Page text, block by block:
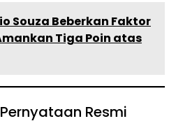
Souza Beberkan Faktor
Tiga Poin atas
Resmi